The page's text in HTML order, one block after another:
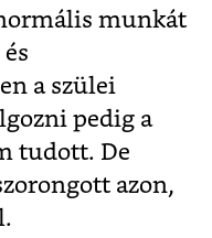
munkát
a szülei
pedig a
tudott. De
azon,